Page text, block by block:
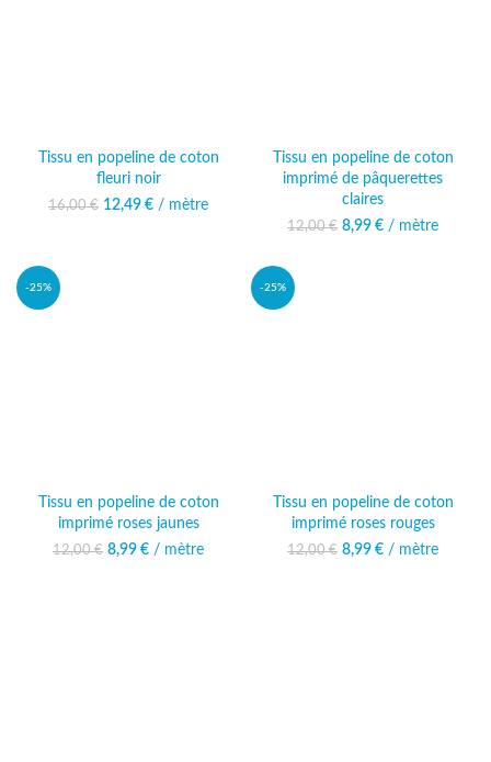
Tissu en popeline de coton
fleuri noir
16,00€
Le prix initial était :
12,49 €
Le prix
/ mètre
Tissu en popeline de coton
imprimé de pâquerettes
claires
12,00€ Le prix initial était :
8,99 € Le prix actuel
/ mètre
-25%
Tissu en popeline de coton
imprimé roses jaunes
12,00€ Le prix initial était :
8,99 € Le prix actuel
/ mètre
-25%
Tissu en popeline de coton
imprimé roses rouges
12,00€ Le prix initial était :
8,99 € Le prix actuel
/ mètre